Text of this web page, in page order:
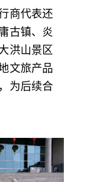
商代表还
古镇、炎
洪山景区
文旅产品
为后续合